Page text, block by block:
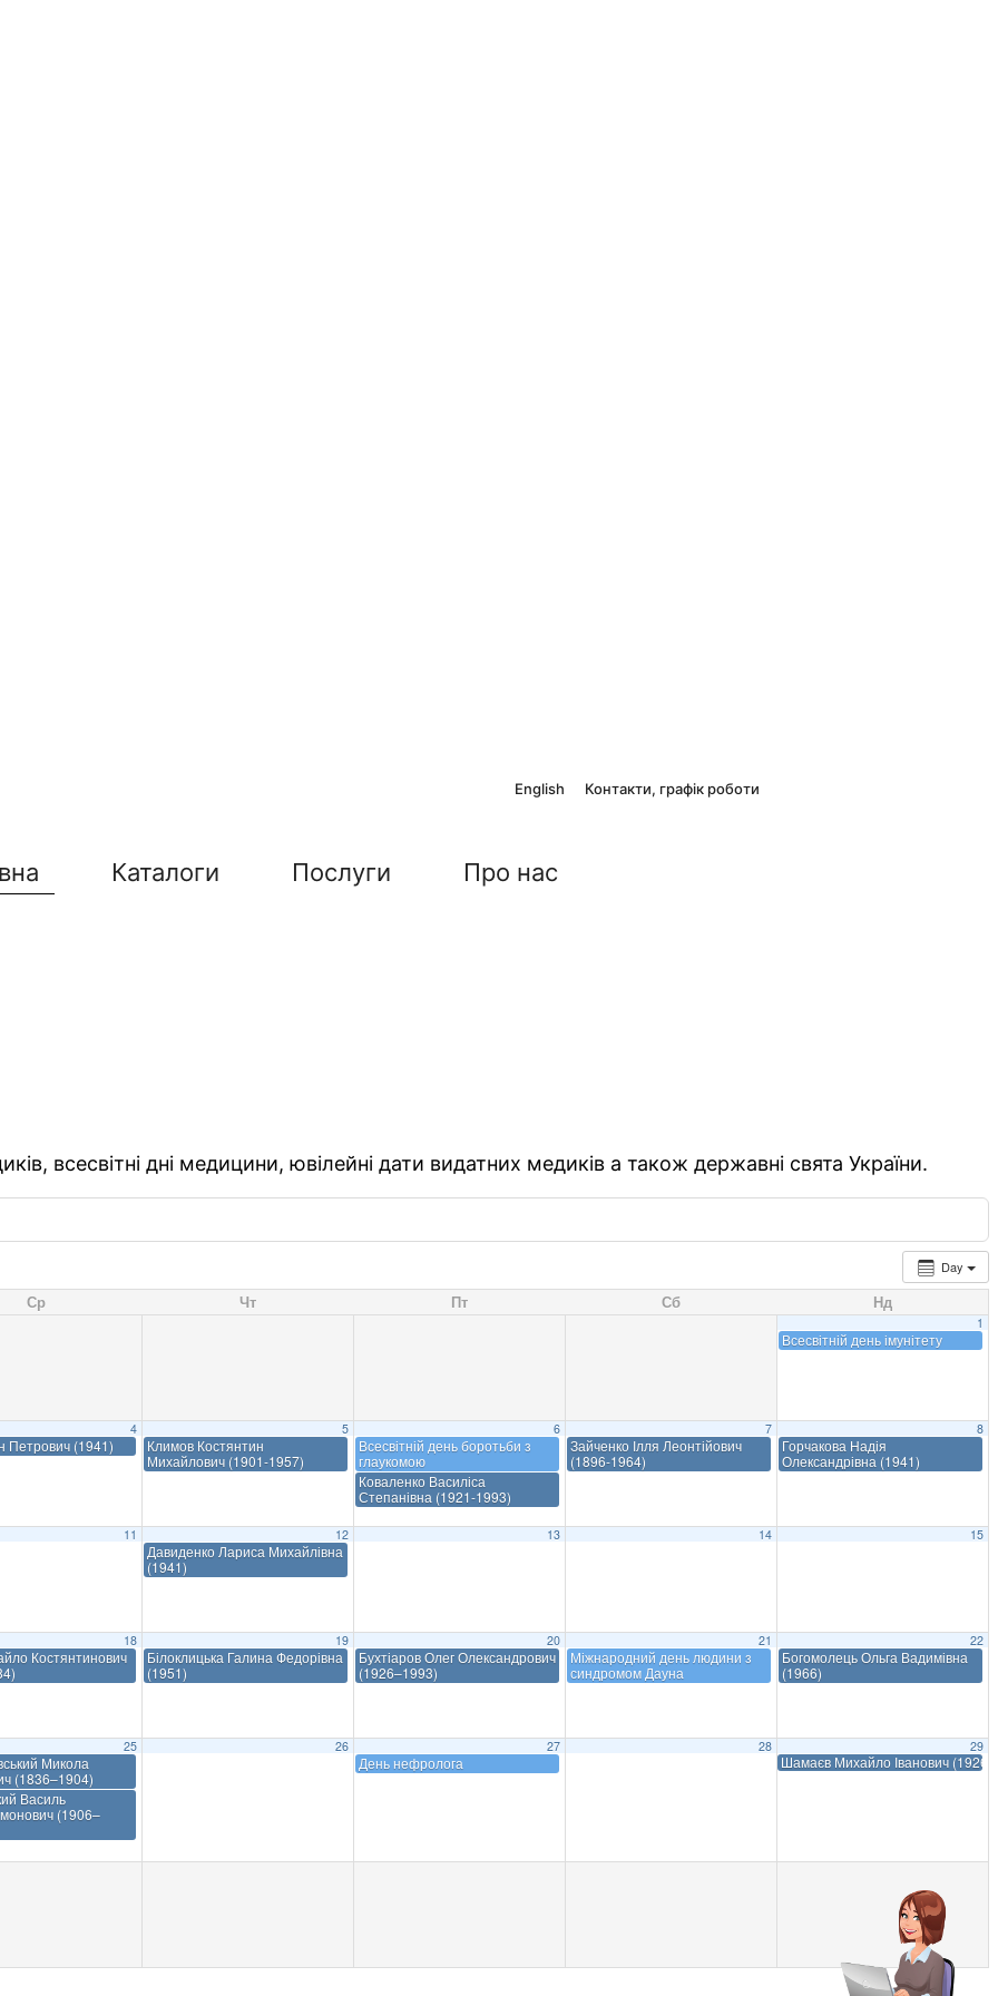
English Контакти, графік роботи
Каталоги Послуги Про нас
всесвітні дні медицини, ювілейні дати видатних медиків а також державні свята України.
Day
Ср Чт Пт Сб Нд
1
Всесвітній день імунітету
4
Петрович (1941)
5
Климов Костянтин
Михайлович (1901-1957)
6
Всесвітній день боротьби з
глаукомою
Коваленко Василіса
Степанівна (1921-1993)
7
Зайченко Ілля Леонтійович
(1896-1964)
8
Горчакова Надія
Олександрівна (1941)
11 12
Давиденко Лариса Михайлівна
(1941)
13 14 15
18
Костянтинович
19
Білоклицька Галина Федорівна
(1951)
20
Бухтіаров Олег Олександрович
(1926–1993)
21
Міжнародний день людини з
синдромом Дауна
22
Богомолець Ольга Вадимівна
(1966)
25
Микола
(1836–1904)
Василь
(1906–
26 27
День нефролога
28 29
Шамаєв Михайло Іванович